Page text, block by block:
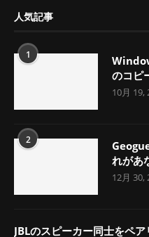
人気記事
1
のコピ
10月 19,
2
れがあ
12月 30,
JBLのスピーカー同士をペ